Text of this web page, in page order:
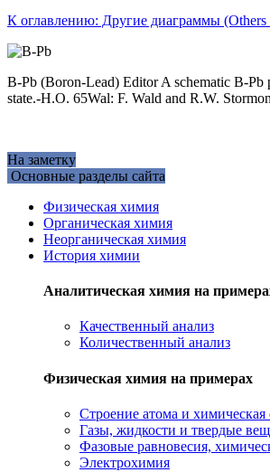
К оглавлению: Другие диаграммы (Others
B-Pb (Boron-Lead) Editor A schematic B-
state.-H.O. 65Wal: F. Wald and R.W.
На заметку
Основные разделы сайта
Физическая химия
Органическая химия
Неорганическая химия
История химии
Аналитическая химия на
Качественный анализ
Количественный анализ
Физическая химия на примерах
Cтроение атома и химическая
Газы, жидкости и твердые
Фазовые равновесия,
Электрохимия